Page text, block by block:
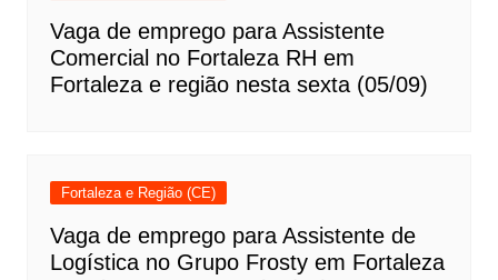
Vaga de emprego para Assistente
Comercial no Fortaleza RH em
Fortaleza e região nesta sexta (05/09)
Fortaleza e Região (CE)
Vaga de emprego para Assistente de
Logística no Grupo Frosty em Fortaleza